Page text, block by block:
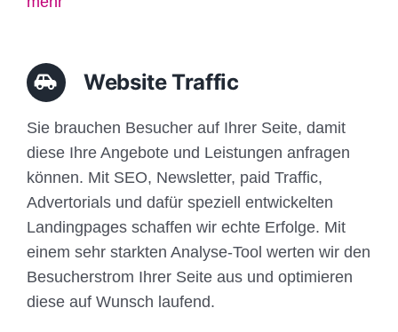
Website Traffic
Sie brauchen Besucher auf Ihrer Seite, damit
diese Ihre Angebote und Leistungen anfragen
können. Mit SEO, Newsletter, paid Traffic,
Advertorials und dafür speziell entwickelten
Landingpages schaffen wir echte Erfolge. Mit
einem sehr starkten Analyse-Tool werten wir den
Besucherstrom Ihrer Seite aus und optimieren
diese auf Wunsch laufend.